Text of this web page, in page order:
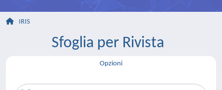
IRIS
Sfoglia per Rivista
Opzioni